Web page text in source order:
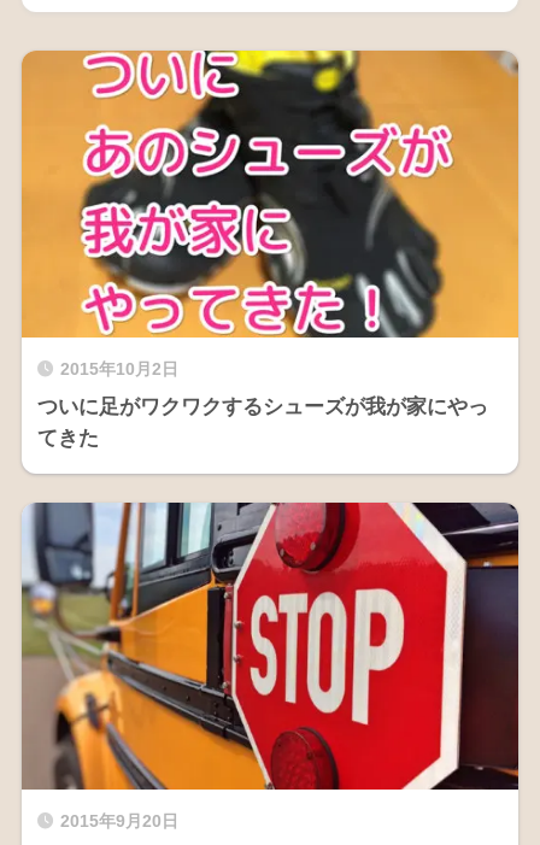
2015年10月2日
ついに足がワクワクするシューズが我が家にやっ
てきた
2015年9月20日